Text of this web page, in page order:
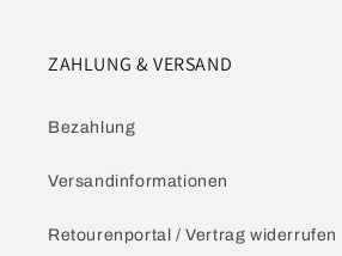
ZAHLUNG & VERSAND
Bezahlung
Versandinformationen
Retourenportal / Vertrag widerrufen